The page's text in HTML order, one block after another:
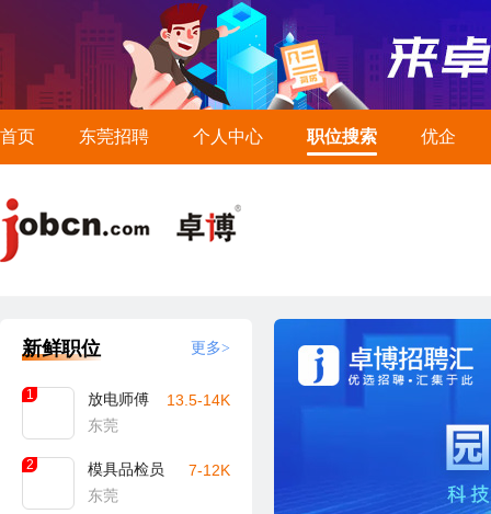
首页 东莞招聘 个人中心 职位搜索 优企
新鲜职位 更多>
1
放电师傅
东莞
13.5-14K
2
模具品检员
东莞
7-12K